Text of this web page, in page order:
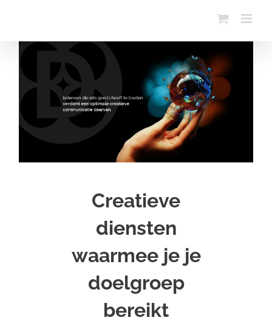
inhoud
Creatieve
diensten
waarmee je je
doelgroep
bereikt